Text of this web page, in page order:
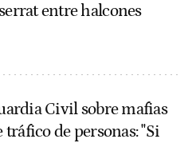
entre halcones
Civil sobre mafias
tráfico de personas: "Si